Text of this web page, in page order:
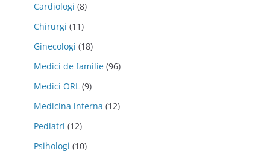
Cardiologi (8)
Chirurgi (11)
Ginecologi (18)
Medici de familie (96)
Medici ORL (9)
Medicina interna (12)
Pediatri (12)
Psihologi (10)